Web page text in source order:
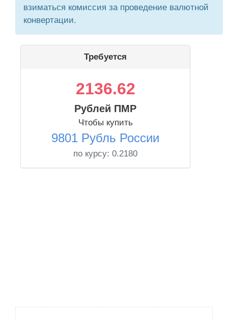
взиматься комиссия за проведение валютной
конвертации.
Требуется
2136.62
Рублей ПМР
Чтобы купить
9801 Рубль России
по курсу: 0.2180